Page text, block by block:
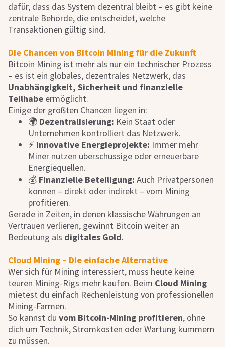
dafür, dass das System dezentral bleibt – es gibt keine
zentrale Behörde, die entscheidet, welche
Transaktionen gültig sind.
Die Chancen von Bitcoin Mining für die Zukunft
Bitcoin Mining ist mehr als nur ein technischer Prozess
– es ist ein globales, dezentrales Netzwerk, das
Unabhängigkeit, Sicherheit und finanzielle
Teilhabe ermöglicht.
Einige der größten Chancen liegen in:
🌍 Dezentralisierung: Kein Staat oder
Unternehmen kontrolliert das Netzwerk.
⚡ Innovative Energieprojekte: Immer mehr
Miner nutzen überschüssige oder erneuerbare
Energiequellen.
💰 Finanzielle Beteiligung: Auch Privatpersonen
können – direkt oder indirekt – vom Mining
profitieren.
Gerade in Zeiten, in denen klassische Währungen an
Vertrauen verlieren, gewinnt Bitcoin weiter an
Bedeutung als digitales Gold.
Cloud Mining – Die einfache Alternative
Wer sich für Mining interessiert, muss heute keine
teuren Mining-Rigs mehr kaufen. Beim Cloud Mining
mietest du einfach Rechenleistung von professionellen
Mining-Farmen.
So kannst du vom Bitcoin-Mining profitieren, ohne
dich um Technik, Stromkosten oder Wartung kümmern
zu müssen.